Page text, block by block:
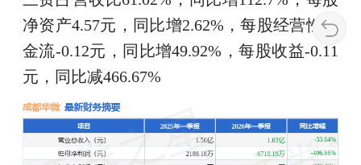
净资产4.57元，同比增2.62%，每股经营性现
金流-0.12元，同比增49.92%，每股收益-0.11
元，同比减466.67%